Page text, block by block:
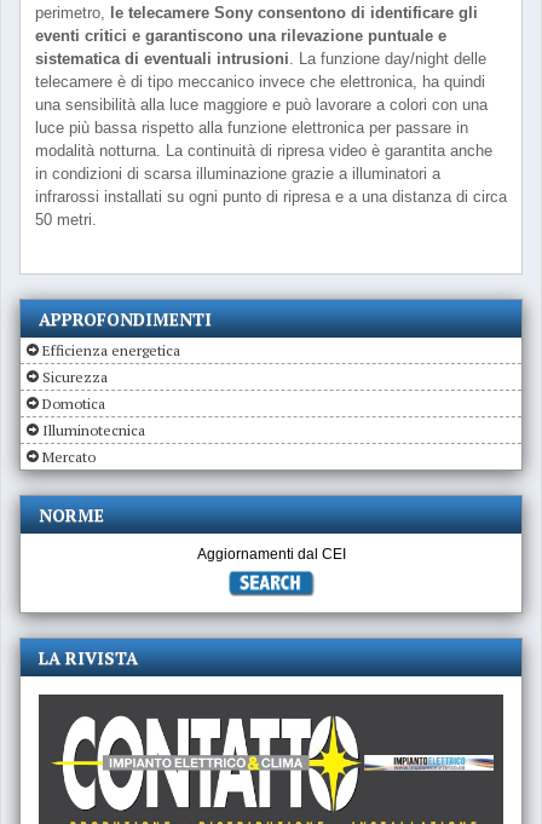
perimetro, le telecamere Sony consentono di identificare gli
eventi critici e garantiscono una rilevazione puntuale e
sistematica di eventuali intrusioni. La funzione day/night delle
telecamere è di tipo meccanico invece che elettronica, ha quindi
una sensibilità alla luce maggiore e può lavorare a colori con una
luce più bassa rispetto alla funzione elettronica per passare in
modalità notturna. La continuità di ripresa video è garantita anche
in condizioni di scarsa illuminazione grazie a illuminatori a
infrarossi installati su ogni punto di ripresa e a una distanza di circa
50 metri.
APPROFONDIMENTI
Efficienza energetica
Sicurezza
Domotica
Illuminotecnica
Mercato
NORME
Aggiornamenti dal CEI
LA RIVISTA